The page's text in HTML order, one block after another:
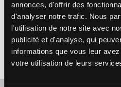
annonces, d'offrir des
d'analyser notre trafic. Nous
l'utilisation de notre site avec
publicité et d'analyse, qui
informations que vous leur
votre utilisation de leurs
14
JOHNNY
Perez G.
Bernal
Torres R.
Box: 14 - M/8 -61
8p 0p 1p 1p (24)
8p 2p 3p 0p 1p 6p
0p 5p
M/8 kg
8p
3p
0p